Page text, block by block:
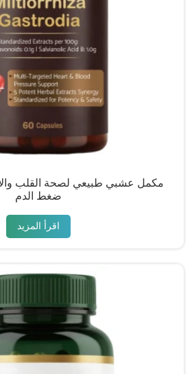
مكمل عشبي طبيعي لصحة القلب
ضغط الدم
اقرأ المزيد